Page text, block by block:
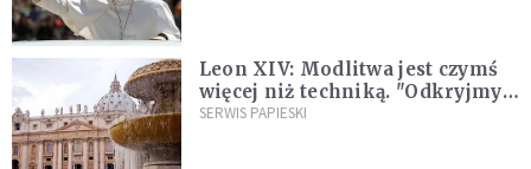
Leon XIV: Modlitwa jest czymś
więcej niż techniką. "Odkryjmy
ją na nowo"
SERWIS PAPIESKI